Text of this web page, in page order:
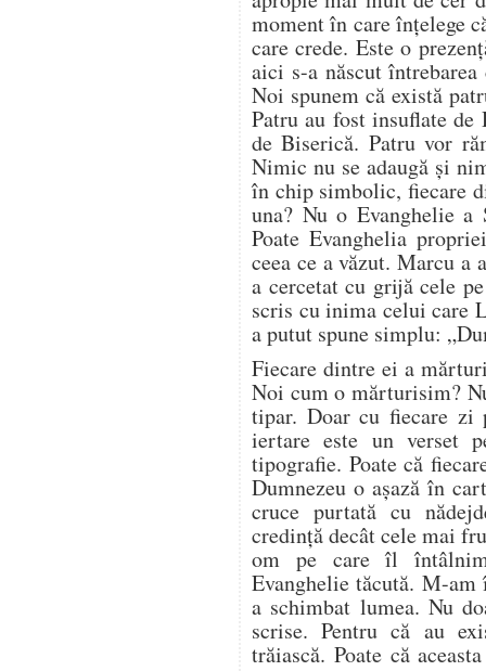
moment în care înțelege
care crede. Este o
aici s-a născut
Noi spunem că există
Patru au fost insuflate
de Biserică. Patru vor
Nimic nu se adaugă și
în chip simbolic, fiecare
una? Nu o Evanghelie
Poate Evanghelia
ceea ce a văzut. Marcu
a cercetat cu grijă cele
scris cu inima celui care
a putut spune simplu:
Fiecare dintre ei a
Noi cum o mărturisim?
tipar. Doar cu fiecare zi
iertare este un verset
tipografie. Poate că
Dumnezeu o așază în
cruce purtată cu
credință decât cele mai
om pe care îl
Evanghelie tăcută. M-am
a schimbat lumea. Nu
scrise. Pentru că au
trăiască. Poate că